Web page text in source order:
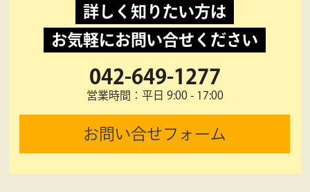
詳しく知りたい方は
お気軽にお問い合せください
042-649-1277
営業時間：平日 9:00 - 17:00
お問い合せフォーム